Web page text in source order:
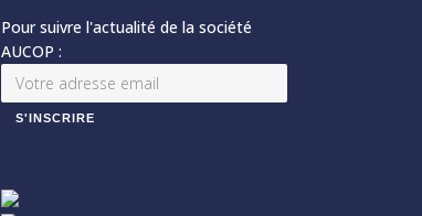
Pour suivre l'actualité de la société
AUCOP :